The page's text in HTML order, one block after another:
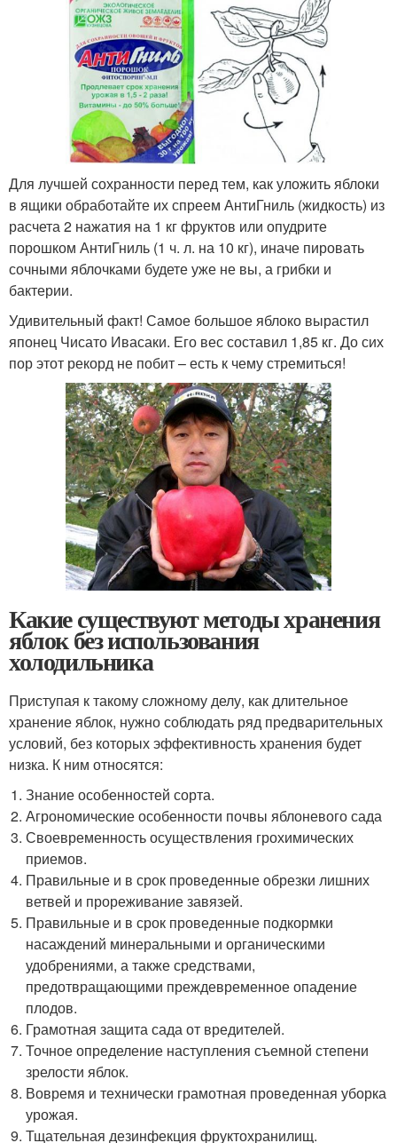
Для лучшей сохранности перед тем, как уложить яблоки
в ящики обработайте их спреем АнтиГниль (жидкость) из
расчета 2 нажатия на 1 кг фруктов или опудрите
порошком АнтиГниль (1 ч. л. на 10 кг), иначе пировать
сочными яблочками будете уже не вы, а грибки и
бактерии.
Удивительный факт! Самое большое яблоко вырастил
японец Чисато Ивасаки. Его вес составил 1,85 кг. До сих
пор этот рекорд не побит – есть к чему стремиться!
Какие существуют методы хранения
яблок без использования
холодильника
Приступая к такому сложному делу, как длительное
хранение яблок, нужно соблюдать ряд предварительных
условий, без которых эффективность хранения будет
низка. К ним относятся:
Знание особенностей сорта.
Агрономические особенности почвы яблоневого сада
Своевременность осуществления грохимических
приемов.
Правильные и в срок проведенные обрезки лишних
ветвей и прореживание завязей.
Правильные и в срок проведенные подкормки
насаждений минеральными и органическими
удобрениями, а также средствами,
предотвращающими преждевременное опадение
плодов.
Грамотная защита сада от вредителей.
Точное определение наступления съемной степени
зрелости яблок.
Вовремя и технически грамотная проведенная уборка
урожая.
Тщательная дезинфекция фруктохранилищ.